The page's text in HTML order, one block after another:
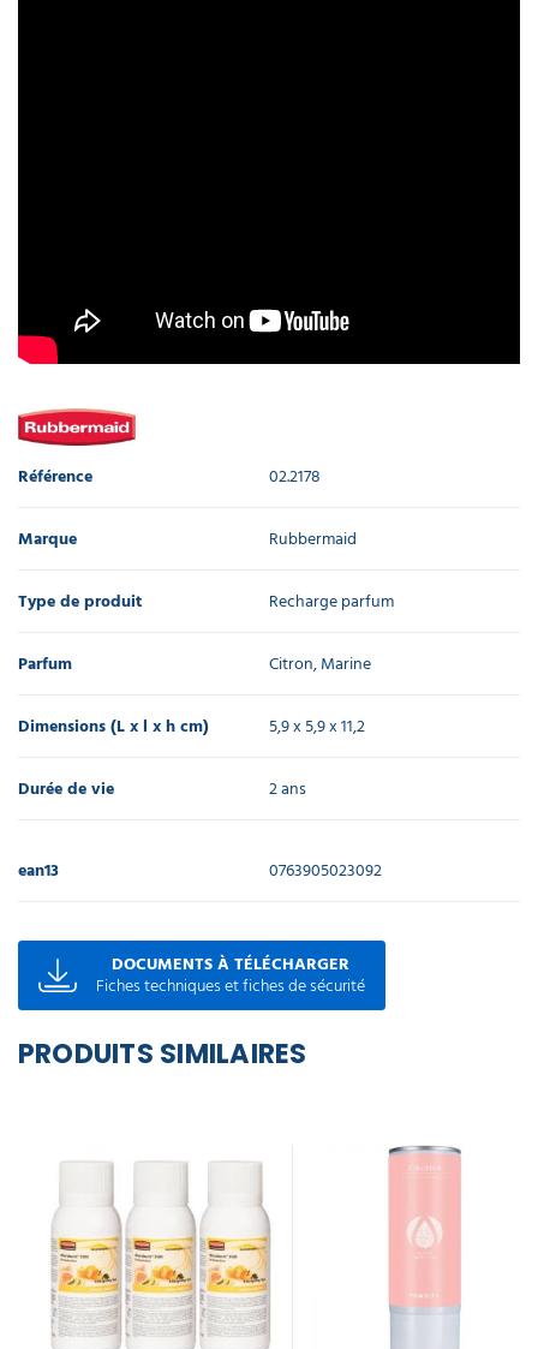
Référence 02.2178
Marque Rubbermaid
Type de produit Recharge parfum
Parfum Citron, Marine
Dimensions (L x l x h cm) 5,9 x 5,9 x 11,2
Durée de vie 2 ans
ean13 0763905023092
DOCUMENTS À TÉLÉCHARGER
Fiches techniques et fiches de sécurité
PRODUITS SIMILAIRES